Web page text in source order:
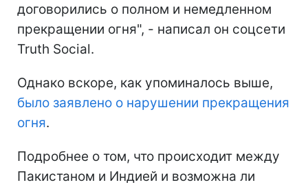
договорились о полном и немедленном
прекращении огня", - написал он соцсети
Truth Social.
Однако вскоре, как упоминалось выше,
было заявлено о нарушении прекращения
огня.
Подробнее о том, что происходит между
Пакистаном и Индией и возможна ли